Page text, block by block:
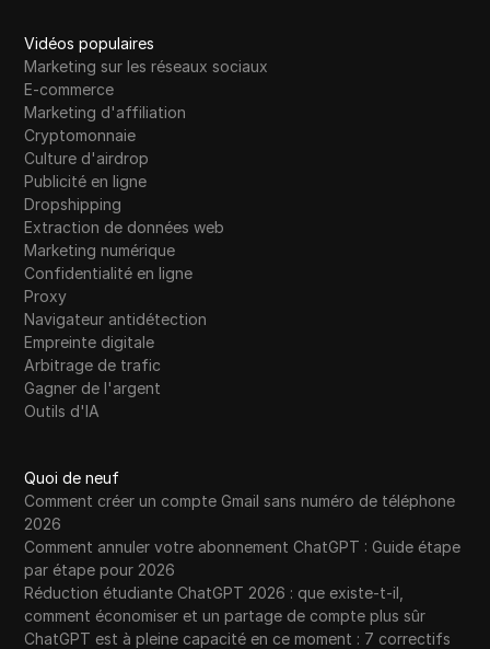
Vidéos populaires
Marketing sur les réseaux sociaux
E-commerce
Marketing d'affiliation
Cryptomonnaie
Culture d'airdrop
Publicité en ligne
Dropshipping
Extraction de données web
Marketing numérique
Confidentialité en ligne
Proxy
Navigateur antidétection
Empreinte digitale
Arbitrage de trafic
Gagner de l'argent
Outils d'IA
Quoi de neuf
Comment créer un compte Gmail sans numéro de téléphone
2026
Comment annuler votre abonnement ChatGPT : Guide étape
par étape pour 2026
Réduction étudiante ChatGPT 2026 : que existe-t-il,
comment économiser et un partage de compte plus sûr
ChatGPT est à pleine capacité en ce moment : 7 correctifs